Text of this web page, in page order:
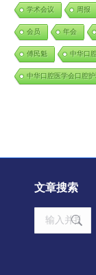
学术会议 周报
会员 年会
傅民魁 中华口
中华口腔医学会口腔
文章搜索
Search: